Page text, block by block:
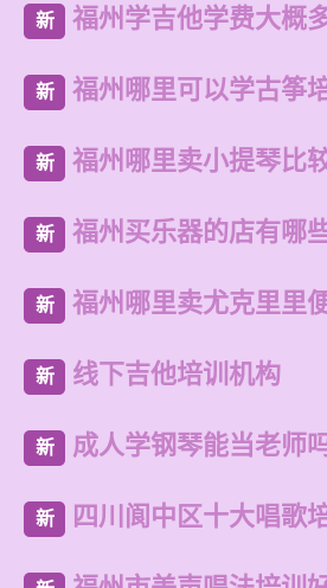
新 福州学吉他学费大概
新 福州哪里可以学古筝
新 福州哪里卖小提琴比
新 福州买乐器的店有哪
新 福州哪里卖尤克里里
新 线下吉他培训机构
新 成人学钢琴能当老师
新 四川阆中区十大唱歌